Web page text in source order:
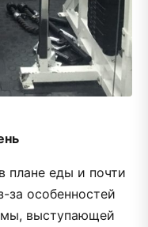
плане еды и почти
особенностей
выступающей